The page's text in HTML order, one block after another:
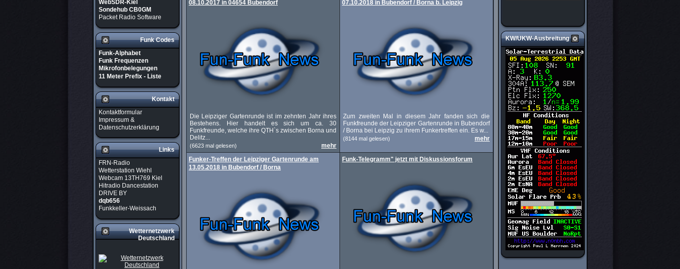
WebSDR-Kiel
Sondehub CB0GM
Packet Radio Software
Funk Codes
Funk-Alphabet
Funk Frequenzen
Mikrofonbelegungen
11 Meter Prefix - Liste
Kontakt
Kontaktformular
Impressum &
Datenschutzerklärung
Links
FRN-Radio
Wetterstation Wiehl
Webcam 13TH769 Kiel
Hitradio Dancestation
DRIVE BY
dqb656
Funkkeller-Weissach
Wetternetzwerk
Deutschland
08.10.2017 in 04654 Bubendorf
Die Leipziger Gartenrunde ist im zehnten Jahr ihres
Bestehens. Hier handelt es sich um ca. 30
Funkfreunde, welche ihre QTH`s zwischen Borna und
Delitz...
(6623 mal gelesen) mehr
07.10.2018 in Bubendorf / Borna b. Leipzig
Zum zweiten Mal in diesem Jahr fanden sich die
Funkfreunde der Leipziger Gartenrunde in Bubendorf
/ Borna bei Leipzig zu ihrem Funkertreffen ein. Es w...
(8144 mal gelesen) mehr
Funker-Treffen der Leipziger Gartenrunde am
13.05.2018 in Bubendorf / Borna
Funk-Telegramm" jetzt mit Diskussionsforum
KW/UKW-Ausbreitung